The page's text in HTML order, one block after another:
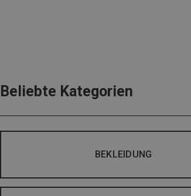
Beliebte Kategorien
BEKLEIDUNG